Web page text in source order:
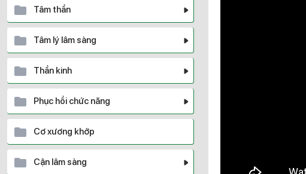
Tâm thần
Tâm lý lâm sàng
Thần kinh
Phục hồi chức năng
Cơ xương khớp
Cận lâm sàng